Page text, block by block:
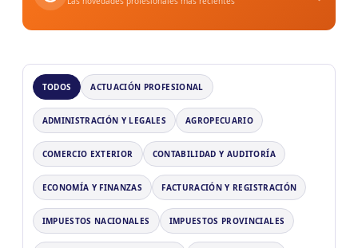
TODOS ACTUACIÓN PROFESIONAL
ADMINISTRACIÓN Y LEGALES AGROPECUARIO
COMERCIO EXTERIOR CONTABILIDAD Y AUDITORÍA
ECONOMÍA Y FINANZAS FACTURACIÓN Y REGISTRACIÓN
IMPUESTOS NACIONALES IMPUESTOS PROVINCIALES